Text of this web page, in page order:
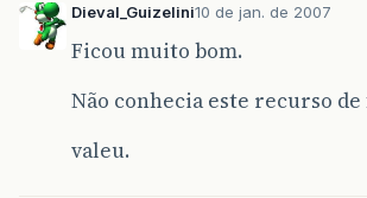
Dieval_Guizelini10 de jan. de 2007
Ficou muito bom.
Não conhecia este recurso
valeu.